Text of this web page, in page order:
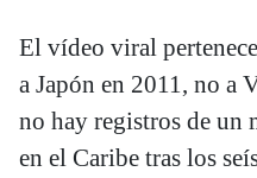
El vídeo viral
a Japón en 2011, no a
no hay registros de un
en el Caribe tras los